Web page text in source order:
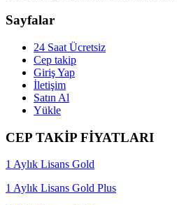
Sayfalar
24 Saat Ücretsiz
Cep takip
Giriş Yap
İletişim
Satın Al
Yükle
CEP TAKİP FİYATLARI
1 Aylık Lisans Gold
1 Aylık Lisans Gold Plus